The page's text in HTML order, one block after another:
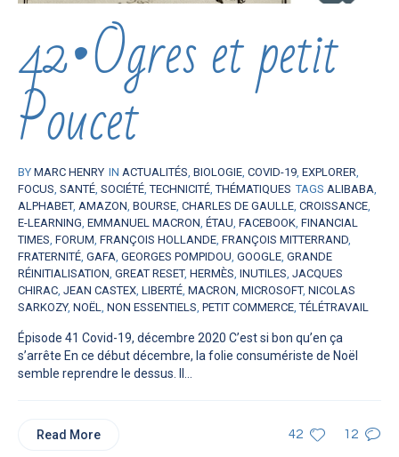
42•Ogres et petit
Poucet
BY MARC HENRY IN ACTUALITÉS, BIOLOGIE, COVID-19, EXPLORER,
FOCUS, SANTÉ, SOCIÉTÉ,TECHNICITÉ,THÉMATIQUES TAGS ALIBABA,
ALPHABET, AMAZON, BOURSE, CHARLES DE GAULLE, CROISSANCE,
E-LEARNING, EMMANUEL MACRON, ÉTAU, FACEBOOK, FINANCIAL
TIMES, FORUM, FRANÇOIS HOLLANDE, FRANÇOIS MITTERRAND,
FRATERNITÉ, GAFA, GEORGES POMPIDOU, GOOGLE, GRANDE
RÉINITIALISATION, GREAT RESET, HERMÈS, INUTILES, JACQUES
CHIRAC, JEAN CASTEX, LIBERTÉ, MACRON, MICROSOFT, NICOLAS
SARKOZY, NOËL, NON ESSENTIELS, PETIT COMMERCE,TÉLÉTRAVAIL
Épisode 41 Covid-19, décembre 2020 C’est si bon qu’en ça
s’arrête En ce début décembre, la folie consumériste de Noël
semble reprendre le dessus. Il...
42 12
Read More